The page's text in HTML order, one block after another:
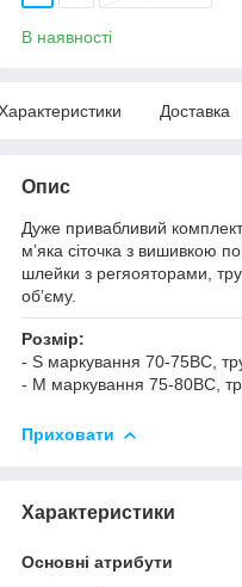
В наявності
Доставка
Опис
Дуже привабливий
мʼяка сіточка з вишивкою
шлейки з регяояторами,
обʼєму.
Розмір:
- S маркування 70-75ВС,
- M маркування 75-80ВС,
Приховати
Характеристики
Основні атрибути